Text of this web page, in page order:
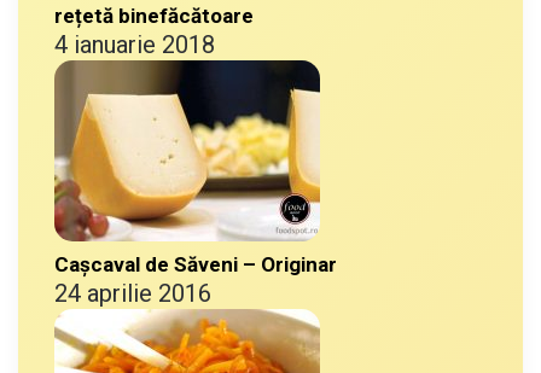
rețetă binefăcătoare
4 ianuarie 2018
Cașcaval de Săveni – Originar
24 aprilie 2016